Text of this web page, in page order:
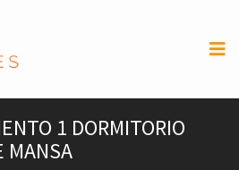
1 DORMITORIO
MANSA